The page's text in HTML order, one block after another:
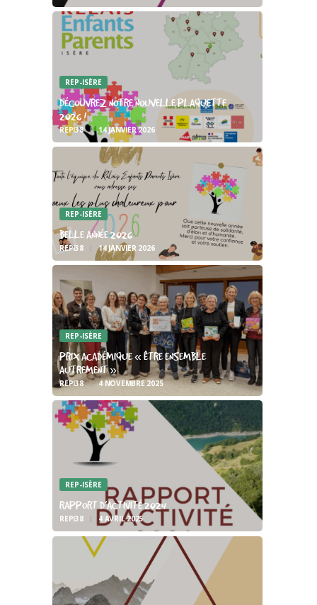
REP-ISÈRE
DÉCOUVREZ NOTRE NOUVELLE PLAQUETTE
2026 !
REPI38 14 JANVIER 2026
REP-ISÈRE
BELLE ANNÉE 2026
REPI38 14 JANVIER 2026
REP-ISÈRE
PRIX ACADÉMIQUE « ÊTRE ENSEMBLE
AUTREMENT »
REPI38 4 NOVEMBRE 2025
REP-ISÈRE
RAPPORT D’ACTIVITÉ 2024
REPI38 4 AVRIL 2025